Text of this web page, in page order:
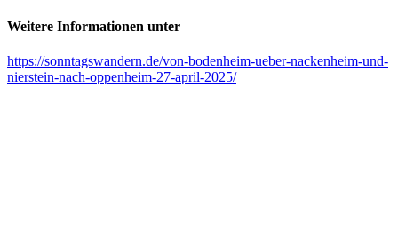
Weitere Informationen unter
https://sonntagswandern.de/von-bodenheim-ueber-nackenheim-und-
nierstein-nach-oppenheim-27-april-2025/